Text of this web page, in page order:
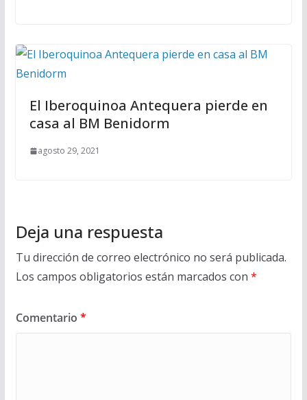
El Iberoquinoa Antequera pierde en
casa al BM Benidorm
agosto 29, 2021
Deja una respuesta
Tu dirección de correo electrónico no será publicada.
Los campos obligatorios están marcados con *
Comentario *